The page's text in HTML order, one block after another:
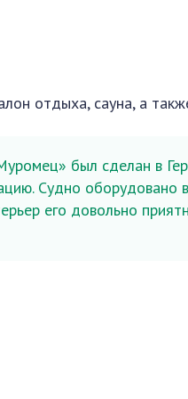
отдыха, сауна, а
был сделан в
Судно оборудовано
его довольно